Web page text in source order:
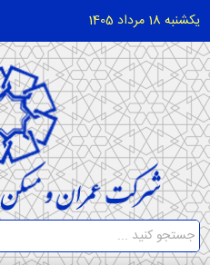
یکشنبه 18 مرداد 1405